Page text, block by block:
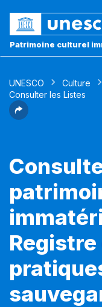
Patrimoine culturel
UNESCO Culture
Consulter les Listes